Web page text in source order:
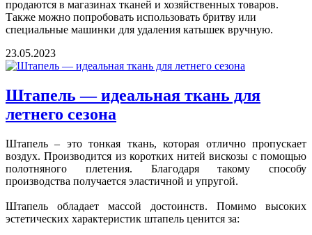
продаются в магазинах тканей и хозяйственных товаров.
Также можно попробовать использовать бритву или
специальные машинки для удаления катышек вручную.
23.05.2023
Штапель — идеальная ткань для
летнего сезона
Штапель – это тонкая ткань, которая отлично пропускает
воздух. Производится из коротких нитей вискозы с помощью
полотняного плетения. Благодаря такому способу
производства получается эластичной и упругой.
Штапель обладает массой достоинств. Помимо высоких
эстетических характеристик штапель ценится за: